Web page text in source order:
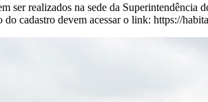
ser realizados na sede da
do cadastro devem acessar o link: https://